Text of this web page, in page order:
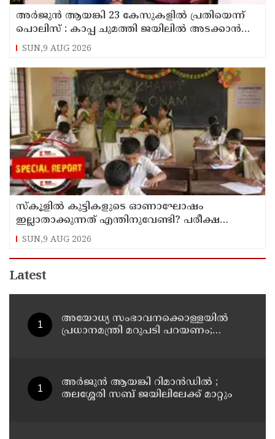
അര്‍ജുന്‍ ആയങ്കി 23 കേസുകളില്‍ പ്രതിയെന്ന്
പൊലിസ് : കാപ്പ ചുമത്തി ജയിലില്‍ അടക്കാന്‍
നീക്കം
SUN,9 AUG 2026
സ്‌കൂളില്‍ കുട്ടികളുടെ ഓണാഘോഷം
ഇല്ലാതാക്കുന്നത് എന്തിനുവേണ്ടി? പരീക്ഷ
ഷെഡ്യൂള്‍ മാറ്റിയത് തിരുത്തുമോ?
SUN,9 AUG 2026
Latest
അയോധ്യ സംഭാവനക്കൊള്ളയില്‍
പ്രധാനമന്ത്രി മറുപടി പറയണം;
അര്‍ജുന്‍ ആയങ്കി റിമാന്‍ഡില്‍ ;
തലശ്ശേരി സബ് ജയിലിലേക്ക് മാറ്റും